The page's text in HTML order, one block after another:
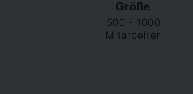
Größe
500 - 1000
Mitarbeiter